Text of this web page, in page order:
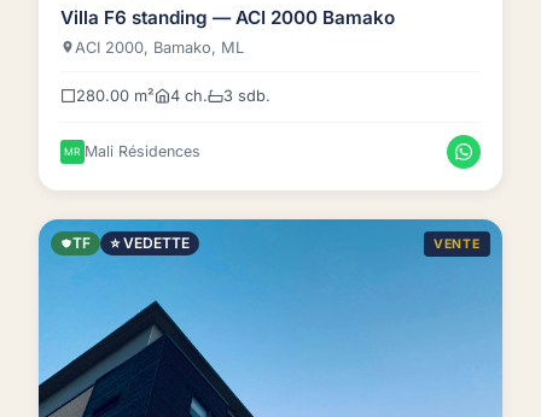
Villa F6 standing — ACI 2000 Bamako
ACI 2000, Bamako, ML
280.00 m² 4 ch. 3 sdb.
Mali Résidences
TF ⭐ VEDETTE VENTE